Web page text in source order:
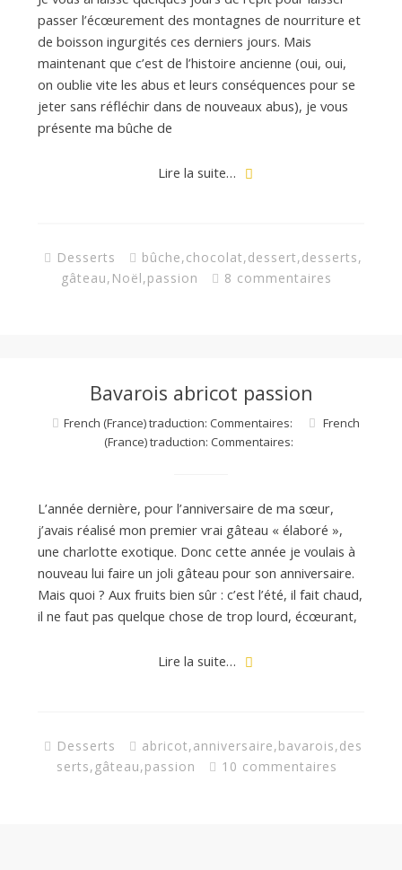
passer l’écœurement des montagnes de nourriture et
de boisson ingurgités ces derniers jours. Mais
maintenant que c’est de l’histoire ancienne (oui, oui,
on oublie vite les abus et leurs conséquences pour se
jeter sans réfléchir dans de nouveaux abus), je vous
présente ma bûche de
Lire la suite…
Desserts bûche,chocolat,dessert,desserts,
gâteau, Noël,passion 8 commentaires
Bavarois abricot passion
French (France) traduction: Commentaires:
French
(France) traduction: Commentaires:
L’année dernière, pour l’anniversaire de ma sœur,
j’avais réalisé mon premier vrai gâteau « élaboré »,
une charlotte exotique. Donc cette année je voulais à
nouveau lui faire un joli gâteau pour son anniversaire.
Mais quoi ? Aux fruits bien sûr : c’est l’été, il fait chaud,
il ne faut pas quelque chose de trop lourd, écœurant,
Lire la suite…
Desserts abricot,anniversaire,bavarois,des
serts, gâteau,passion 10 commentaires